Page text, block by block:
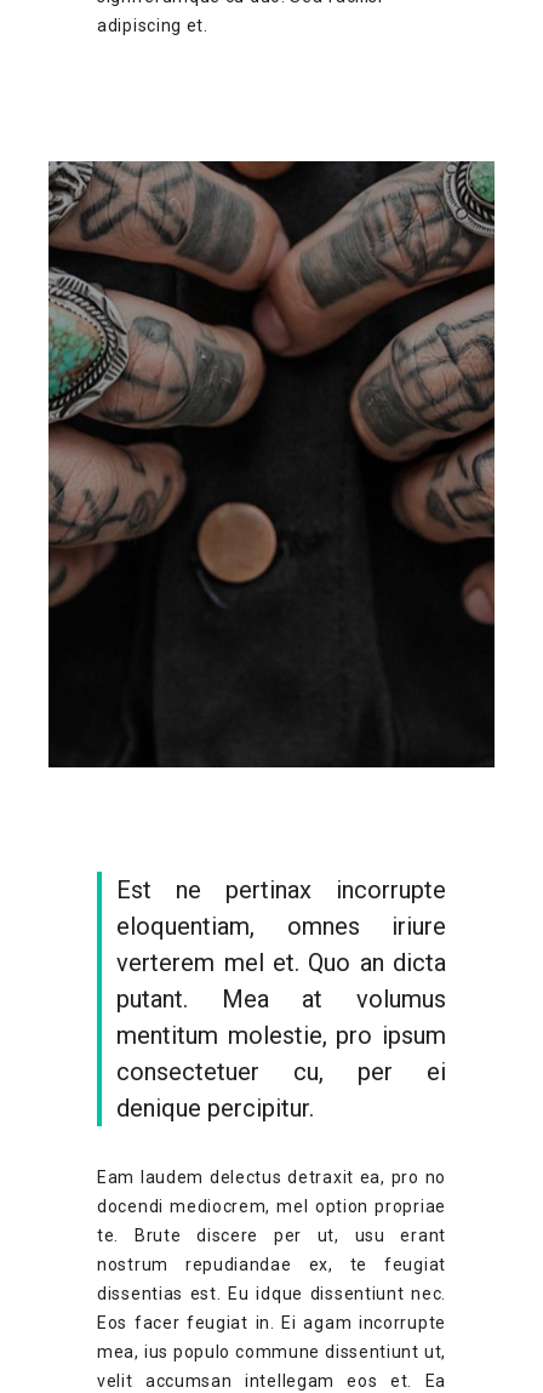
adipiscing et.
Est ne pertinax incorrupte
eloquentiam, omnes iriure
verterem mel et. Quo an dicta
putant. Mea at volumus
mentitum molestie, pro ipsum
consectetuer cu, per ei
denique percipitur.
Eam laudem delectus detraxit ea, pro no
docendi mediocrem, mel option propriae
te. Brute discere per ut, usu erant
nostrum repudiandae ex, te feugiat
dissentias est. Eu idque dissentiunt nec.
Eos facer feugiat in. Ei agam incorrupte
mea, ius populo commune dissentiunt ut,
velit accumsan intellegam eos et. Ea